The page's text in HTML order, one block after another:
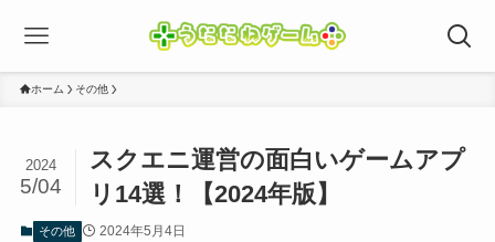
ホーム その他
スクエニ運営の面白いゲームアプ
リ14選！【2024年版】
2024
5/04
その他 2024年5月4日